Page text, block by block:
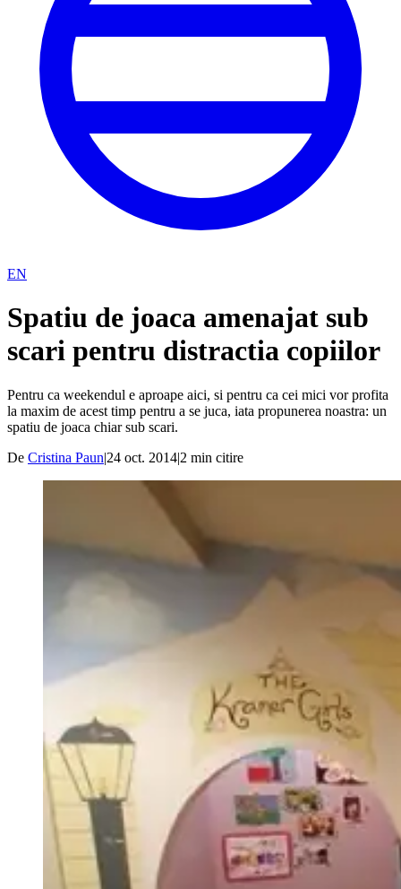
EN
Spatiu de joaca amenajat sub
scari pentru distractia copiilor
Pentru ca weekendul e aproape aici, si pentru ca cei mici vor profita
la maxim de acest timp pentru a se juca, iata propunerea noastra: un
spatiu de joaca chiar sub scari.
De Cristina Paun|24 oct. 2014|2 min citire